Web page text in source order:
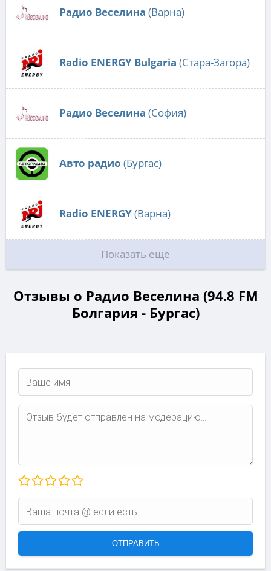
Радио Веселина (Варна)
Radio ENERGY Bulgaria (Стара-Загора)
Радио Веселина (София)
Авто радио (Бургас)
Radio ENERGY(Варна)
Показать еще
Отзывы о Радио Веселина (94.8 FM
Болгария - Бургас)